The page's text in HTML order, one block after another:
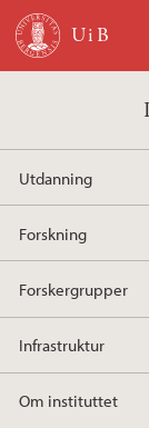
Hopp til hovedinnhold
Utdanning
Forskning
Forskergrupper
Infrastruktur
Om instituttet